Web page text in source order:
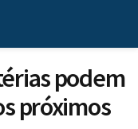
podem
próximos